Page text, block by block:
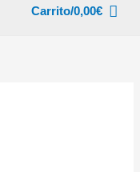
Carrito/0,00€